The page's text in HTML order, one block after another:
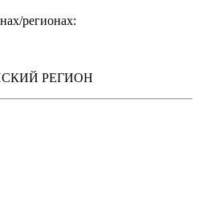
регионах:
РЕГИОН